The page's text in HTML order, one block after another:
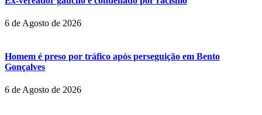
6 de Agosto de 2026
Homem é preso por tráfico após perseguição em Bento
Gonçalves
6 de Agosto de 2026